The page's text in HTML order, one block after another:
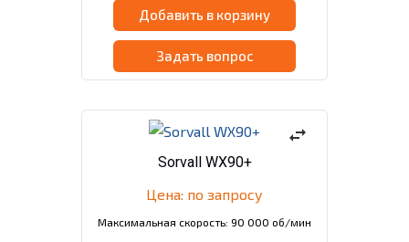
Добавить в корзину
Задать вопрос
swap_horiz
Sorvall WX90+
Цена: по запросу
Максимальная скорость: 90 000 об/мин